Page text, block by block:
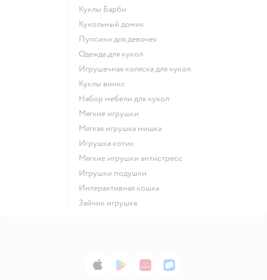
Куклы Барби
Кукольный домик
Пупсики для девочек
Одежда для кукол
Игрушечная коляска для кукол
Куклы винкс
Набор мебели для кукол
Мягкие игрушки
Мягкая игрушка мишка
Игрушка котик
Мягкие игрушки антистресс
Игрушки подушки
Интерактивная кошка
Зайчик игрушка
App StoreGoogle Play
AppGallery
RuStore